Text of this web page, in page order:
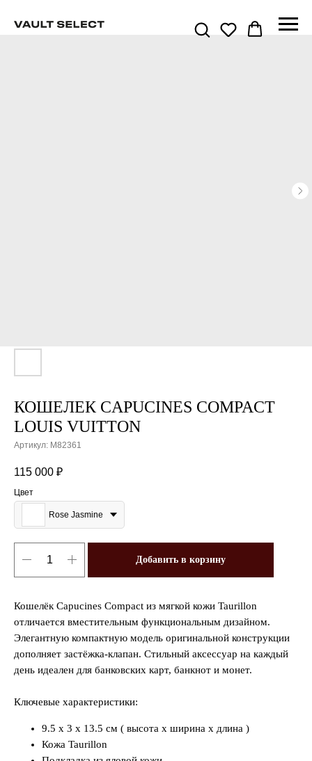
КОШЕЛЕК CAPUCINES COMPACT
LOUIS VUITTON
Артикул: M82361
115 000 ₽
Цвет
Rose Jasmine
Добавить в корзину
Кошелёк Capucines Compact из мягкой кожи Taurillon
отличается вместительным функциональным дизайном.
Элегантную компактную модель оригинальной конструкции
дополняет застёжка-клапан. Стильный аксессуар на каждый
день идеален для банковских карт, банкнот и монет.
Ключевые характеристики:
9.5 x 3 x 13.5 см ( высота x ширина x длина )
Кожа Taurillon